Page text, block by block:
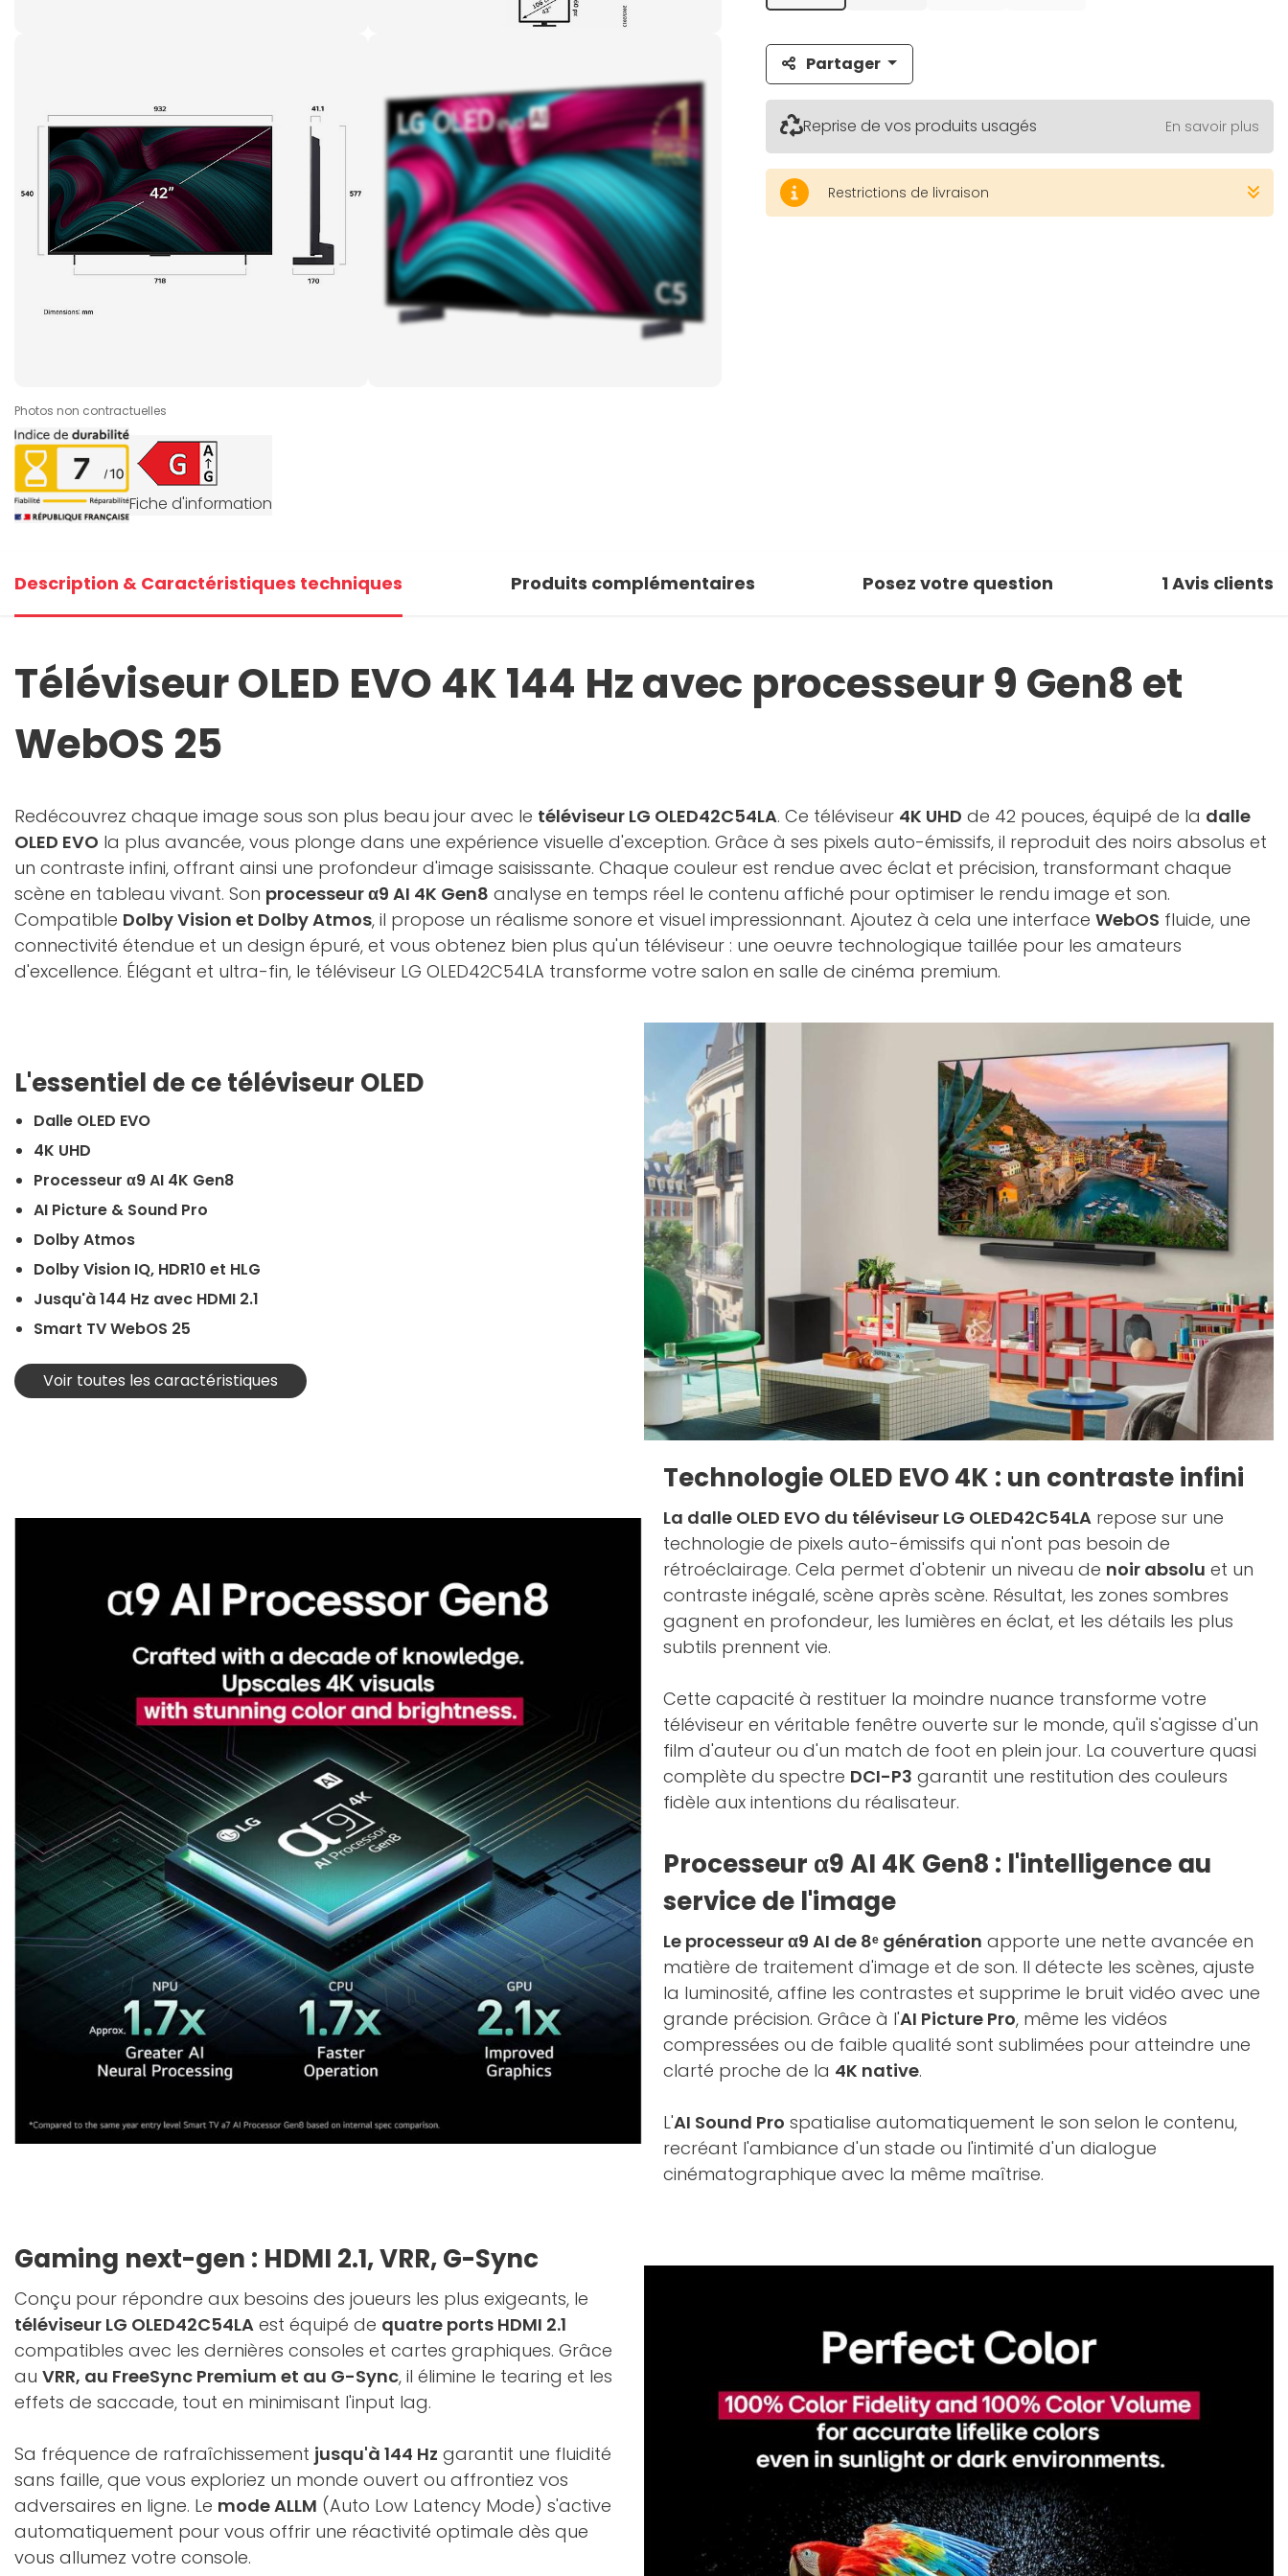
Photos non contractuelles
Fiche d'information
Partager
Reprise de vos produits usagés En savoir plus
Restrictions de livraison
Description & Caractéristiques techniques Produits complémentaires Posez votre question 1Avis clients
Téléviseur OLED EVO 4K 144 Hz avec processeur 9 Gen8 et
WebOS 25
Redécouvrez chaque image sous son plus beau jour avec le téléviseur LG OLED42C54LA. Ce téléviseur 4K UHD de 42 pouces, équipé de la dalle
OLED EVO la plus avancée, vous plonge dans une expérience visuelle d'exception. Grâce à ses pixels auto-émissifs, il reproduit des noirs absolus et
un contraste infini, offrant ainsi une profondeur d'image saisissante. Chaque couleur est rendue avec éclat et précision, transformant chaque
scène en tableau vivant. Son processeur α9 AI 4K Gen8 analyse en temps réel le contenu affiché pour optimiser le rendu image et son.
Compatible Dolby Vision et Dolby Atmos, il propose un réalisme sonore et visuel impressionnant. Ajoutez à cela une interface WebOS fluide, une
connectivité étendue et un design épuré, et vous obtenez bien plus qu'un téléviseur : une oeuvre technologique taillée pour les amateurs
d'excellence. Élégant et ultra-fin, le téléviseur LG OLED42C54LA transforme votre salon en salle de cinéma premium.
L'essentiel de ce téléviseur OLED
Dalle OLED EVO
4K UHD
Processeur α9 AI 4K Gen8
AI Picture & Sound Pro
Dolby Atmos
Dolby Vision IQ, HDR10 et HLG
Jusqu'à 144 Hz avec HDMI 2.1
Smart TV WebOS 25
Voir toutes les caractéristiques
Technologie OLED EVO 4K : un contraste infini
La dalle OLED EVO du téléviseur LG OLED42C54LA repose sur une
technologie de pixels auto-émissifs qui n'ont pas besoin de
rétroéclairage. Cela permet d'obtenir un niveau de noir absolu et un
contraste inégalé, scène après scène. Résultat, les zones sombres
gagnent en profondeur, les lumières en éclat, et les détails les plus
subtils prennent vie.
Cette capacité à restituer la moindre nuance transforme votre
téléviseur en véritable fenêtre ouverte sur le monde, qu'il s'agisse d'un
film d'auteur ou d'un match de foot en plein jour. La couverture quasi
complète du spectre DCI-P3 garantit une restitution des couleurs
fidèle aux intentions du réalisateur.
Processeur α9 AI 4K Gen8 : l'intelligence au
service de l'image
Le processeur α9 AI de 8ᵉ génération apporte une nette avancée en
matière de traitement d'image et de son. Il détecte les scènes, ajuste
la luminosité, affine les contrastes et supprime le bruit vidéo avec une
grande précision. Grâce à l'AI Picture Pro, même les vidéos
compressées ou de faible qualité sont sublimées pour atteindre une
clarté proche de la 4K native.
L'AI Sound Pro spatialise automatiquement le son selon le contenu,
recréant l'ambiance d'un stade ou l'intimité d'un dialogue
cinématographique avec la même maîtrise.
Gaming next-gen : HDMI 2.1, VRR, G-Sync
Conçu pour répondre aux besoins des joueurs les plus exigeants, le
téléviseur LG OLED42C54LA est équipé de quatre ports HDMI 2.1
compatibles avec les dernières consoles et cartes graphiques. Grâce
au VRR, au FreeSync Premium et au G-Sync, il élimine le tearing et les
effets de saccade, tout en minimisant l'input lag.
Sa fréquence de rafraîchissement jusqu'à 144 Hz garantit une fluidité
sans faille, que vous exploriez un monde ouvert ou affrontiez vos
adversaires en ligne. Le mode ALLM (Auto Low Latency Mode) s'active
automatiquement pour vous offrir une réactivité optimale dès que
vous allumez votre console.